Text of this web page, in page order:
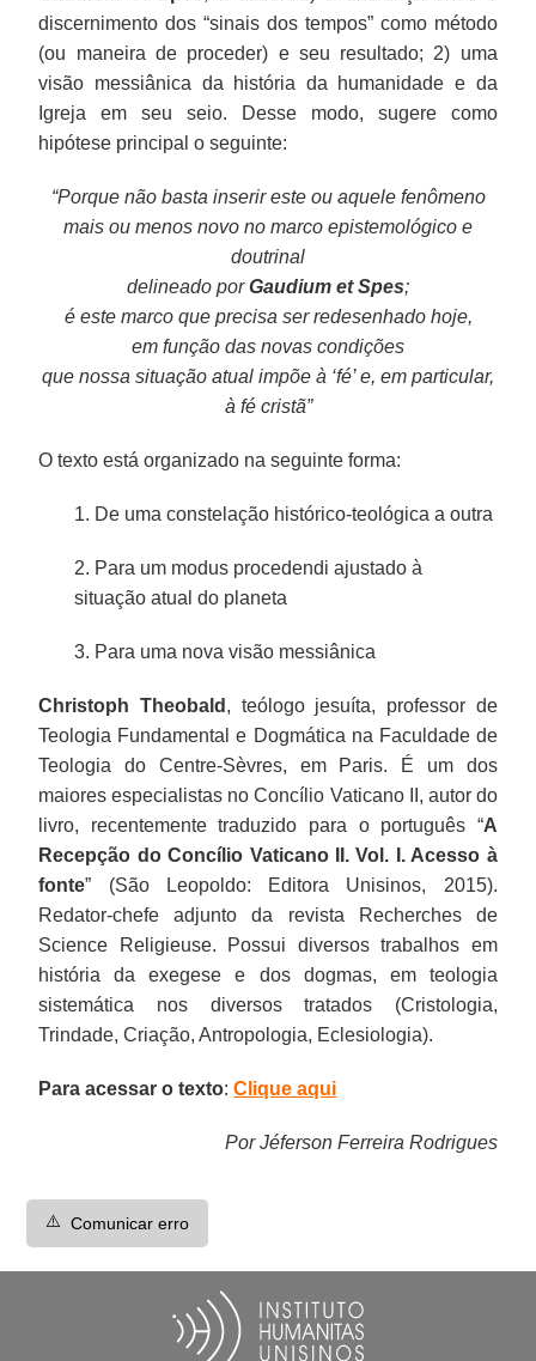
discernimento dos “sinais dos tempos” como método
(ou maneira de proceder) e seu resultado; 2) uma
visão messiânica da história da humanidade e da
Igreja em seu seio. Desse modo, sugere como
hipótese principal o seguinte:
“Porque não basta inserir este ou aquele fenômeno
mais ou menos novo no marco epistemológico e
doutrinal
delineado porGaudium et Spes;
é este marco que precisa ser redesenhado hoje,
em função das novas condições
que nossa situação atual impõe à ‘fé’ e, em particular,
à fé cristã”
O texto está organizado na seguinte forma:
1. De uma constelação histórico-teológica a outra
2. Para um modus procedendi ajustado à
situação atual do planeta
3. Para uma nova visão messiânica
Christoph Theobald , teólogo jesuíta, professor de
Teologia Fundamental e Dogmática na Faculdade de
Teologia do Centre-Sèvres, em Paris. É um dos
maiores especialistas no Concílio Vaticano II, autor do
livro, recentemente traduzido para o português “A
Recepção do Concílio Vaticano II. Vol. I. Acesso à
fonte” (São Leopoldo: Editora Unisinos, 2015).
Redator-chefe adjunto da revista Recherches de
Science Religieuse. Possui diversos trabalhos em
história da exegese e dos dogmas, em teologia
sistemática nos diversos tratados (Cristologia,
Trindade, Criação, Antropologia, Eclesiologia).
Para acessar o texto:Clique aqui
Por Jéferson Ferreira Rodrigues
⚠️ Comunicar erro